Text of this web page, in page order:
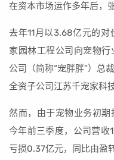
在资本市场运作多年后，
去年11月以3.68亿元的
家园林工程公司向宠物
公司（简称“宠胖胖”）总
全资子公司江苏千宠家科
然而，由于宠物业务初期
今年前三季度，公司营收
亏损0.37亿元，同比由盈